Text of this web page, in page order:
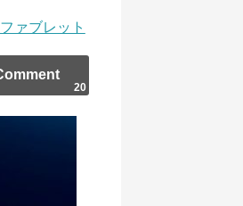
ファブレット
20